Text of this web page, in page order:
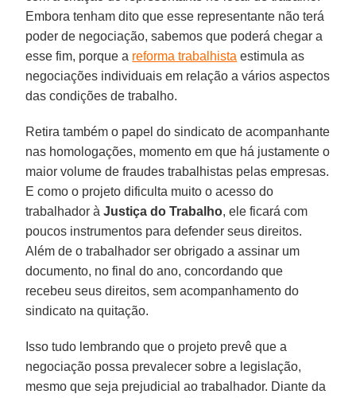
Embora tenham dito que esse representante não terá
poder de negociação, sabemos que poderá chegar a
esse fim, porque a reforma trabalhista estimula as
negociações individuais em relação a vários aspectos
das condições de trabalho.
Retira também o papel do sindicato de acompanhante
nas homologações, momento em que há justamente o
maior volume de fraudes trabalhistas pelas empresas.
E como o projeto dificulta muito o acesso do
trabalhador àJustiça do Trabalho, ele ficará com
poucos instrumentos para defender seus direitos.
Além de o trabalhador ser obrigado a assinar um
documento, no final do ano, concordando que
recebeu seus direitos, sem acompanhamento do
sindicato na quitação.
Isso tudo lembrando que o projeto prevê que a
negociação possa prevalecer sobre a legislação,
mesmo que seja prejudicial ao trabalhador. Diante da